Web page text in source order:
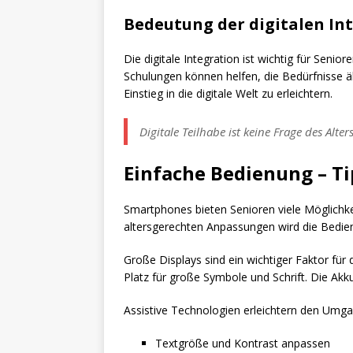
Bedeutung der digitalen
Die digitale Integration ist wichtig für
Schulungen können helfen, die Bedürfnisse
Einstieg in die digitale Welt zu erleichtern.
Digitale Teilhabe ist keine Frage des
Einfache Bedienung –
Smartphones bieten Senioren viele
altersgerechten Anpassungen wird die
Große Displays sind ein wichtiger Faktor für
Platz für große Symbole und Schrift. Die
Assistive Technologien erleichtern den
Textgröße und Kontrast anpassen